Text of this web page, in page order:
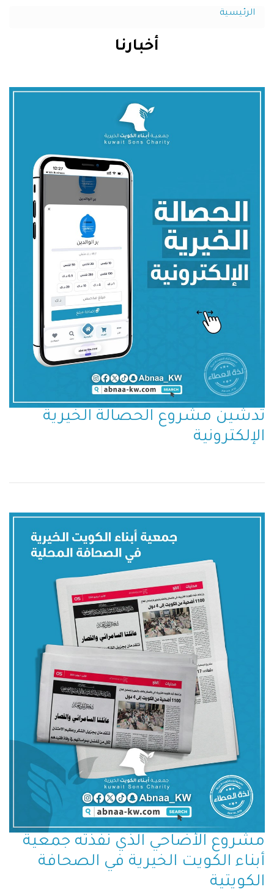
الرئيسية
أخبارنا
تدشين مشروع الحصالة الخيرية
الإلكترونية
مشروع الأضاحي الذي نفذته جمعية
أبناء الكويت الخيرية في الصحافة
الكويتية